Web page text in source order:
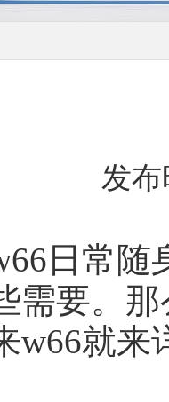
发布
利来w66
需要。
就来详